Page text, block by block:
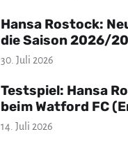
Hansa Rostock:
die Saison 2026/
30. Juli 2026
Testspiel: Hansa
beim Watford FC
14. Juli 2026